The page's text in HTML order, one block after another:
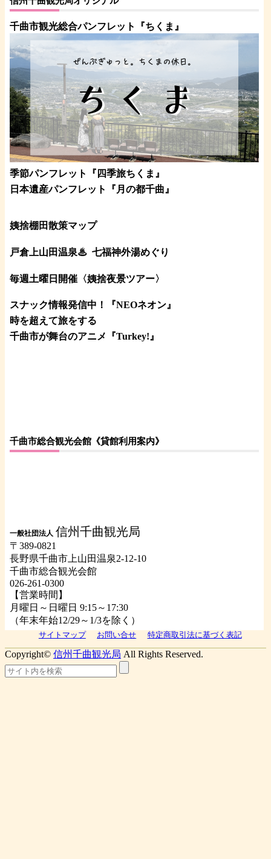
千曲市観光総合パンフレット 『ちくま 』
季節パンフレット『四季旅ちくま』
日本遺産パンフレット
『月の都千曲 』
姨捨棚田散策マップ
戸倉上山田温泉♨ 七福神外湯めぐり
毎週土曜日開催〈姨捨夜景ツアー〉
スナック情報発信中！『NEOネオン』
時を超えて旅をする
千曲市が舞台のアニメ『Turkey!』
千曲市総合観光会館《貸館利用案内》
一般社団法人 信州千曲観光局
〒389-0821
長野県千曲市上山田温泉2-12-10
千曲市総合観光会館
026-261-0300
【営業時間】
月曜日～日曜日 9:15～17:30
（年末年始12/29～1/3を除く）
サイトマップ お問い合せ 特定商取引法に基づく表記
Copyright© 信州千曲観光局 All Rights Reserved.